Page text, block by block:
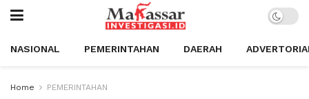
NASIONAL PEMERINTAHAN DAERAH
Home PEMERINTAHAN